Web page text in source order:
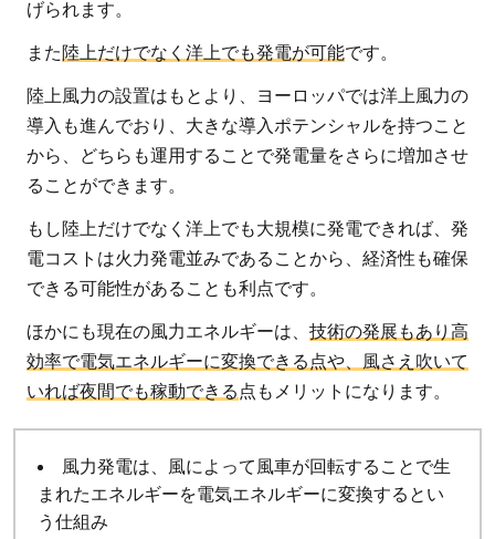
発電
が占
日本
の電
力の
割合
は？
4
風
発
電
所
は
世
代
げられます。
また 陸上だけでなく洋上でも発電が可能です。
陸上風力の設置はもとより、ヨーロッパでは洋上風力の
導入も進んでおり、大きな導入ポテンシャルを持つこと
から、どちらも運用することで発電量をさらに増加させ
ることができます。
もし陸上だけでなく洋上でも大規模に発電できれば、発
電コストは火力発電並みであることから、経済性も確保
できる可能性があることも利点です。
ほかにも現在の風力エネルギーは、 技術の発展もあり高
効率で電気エネルギーに変換できる点や、風さえ吹いて
いれば夜間でも稼動できる 点もメリットになります。
風力発電は、風によって風車が回転することで生
まれたエネルギーを電気エネルギーに変換するとい
う仕組み